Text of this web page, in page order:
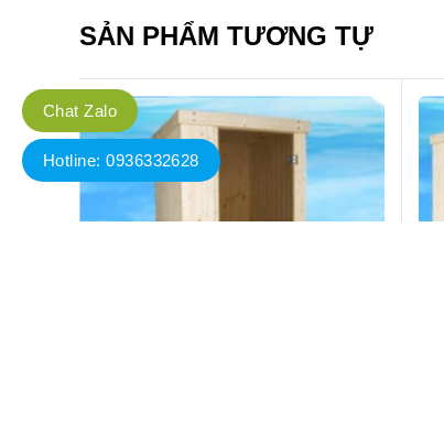
SẢN PHẨM TƯƠNG TỰ
Chat Zalo
Hotline: 0936332628